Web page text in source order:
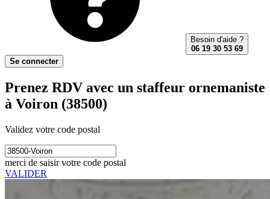
Besoin d'aide ?
06 19 30 53 69
Se connecter
Prenez RDV avec un staffeur ornemaniste
à Voiron (38500)
Validez votre code postal
merci de saisir votre code postal
VALIDER